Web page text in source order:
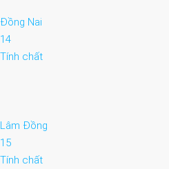
Đồng Nai
14
Tính chất
Lâm Đồng
15
Tính chất